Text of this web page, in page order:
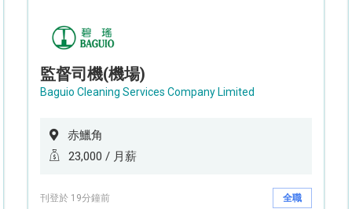
監督司機(機場)
Baguio Cleaning Services Company Limited
赤鱲角
23,000 / 月薪
刊登於 19分鐘前 全職